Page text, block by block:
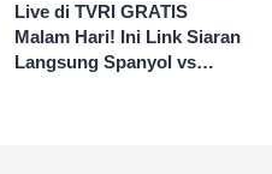
Live di TVRI GRATIS
Malam Hari! Ini Link Siaran
Langsung Spanyol vs